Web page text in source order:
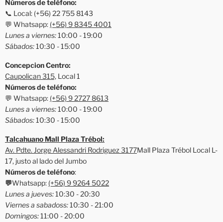
Números de teléfono:
📞 Local: (+56) 22 755 8143
💬 Whatsapp: (+56) 9 8345 4001
Lunes a viernes:10:00 - 19:00
Sábados:10:30 - 15:00
Concepcion Centro:
Caupolican 315, Local 1
Números de teléfono:
💬 Whatsapp: (+56) 9 2727 8613
Lunes a viernes:10:00 - 19:00
Sábados:10:30 - 15:00
Talcahuano Mall Plaza Trébol:
Av. Pdte. Jorge Alessandri Rodriguez 3177Mall Plaza Trébol Local L-
17, justo al lado del Jumbo
Números de teléfono:
💬Whatsapp: (+56) 9 9264 5022
Lunes a jueves:10:30 - 20:30
Viernes a sabadoss:10:30 - 21:00
Domingos:11:00 - 20:00